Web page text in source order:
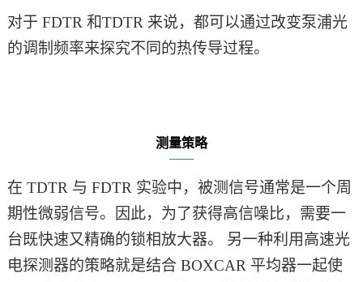
对于 FDTR 和TDTR 来说，都可以通过改变泵浦光
的调制频率来探究不同的热传导过程。
测量策略
在 TDTR 与 FDTR 实验中，被测信号通常是一个周
期性微弱信号。因此，为了获得高信噪比，需要一
台既快速又精确的锁相放大器。 另一种利用高速光
电探测器的策略就是结合 BOXCAR 平均器一起使